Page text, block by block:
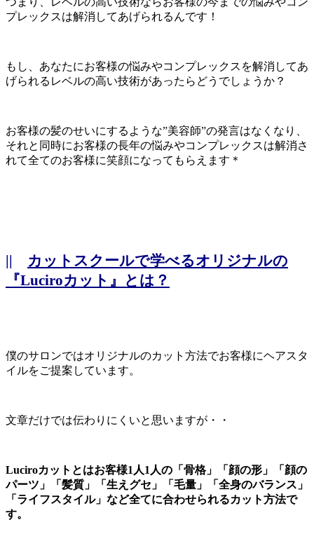
プレックスは解消してあげられるんです！
もし、あなたにお客様の悩みやコンプレックスを解消してあ
げられるレベルの高い技術があったらどうでしょうか？
お客様の髪のせいにするような”美容師”の発言はなくなり、
それと同時にお客様の長年の悩みやコンプレックスは解消さ
れて全てのお客様に笑顔になってもらえます＊
|| カットスクールで学べるオリジナルの
『Luciroカット』とは？
僕のサロンではオリジナルのカット方法でお客様にヘアスタ
イルをご提案しています。
文章だけでは伝わりにくいと思いますが・・
Luciroカットとはお客様1人1人の「骨格」「顔の形」「顔の
パーツ」「髪質」「生えグセ」「毛量」「全身のバランス」
「ライフスタイル」など全てに合わせられるカット方法で
す。